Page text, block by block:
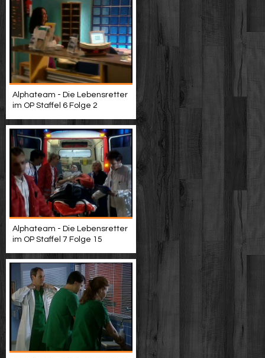
Alphateam - Die Lebensretter
im OP Staffel 6 Folge 2
Alphateam - Die Lebensretter
im OP Staffel 7 Folge 15